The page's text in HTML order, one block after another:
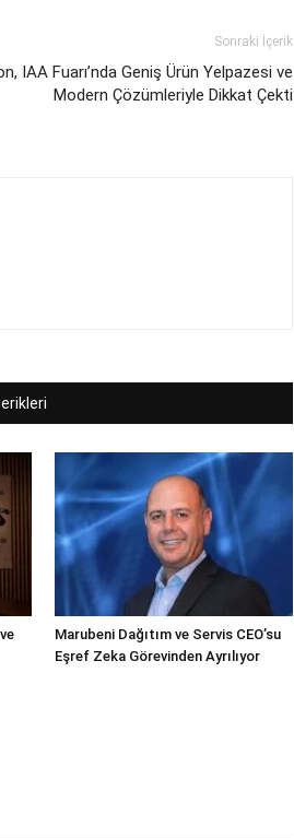
Sonraki İçerik
IAA Fuarı’nda Geniş Ürün Yelpazesi ve
Modern Çözümleriyle Dikkat Çekti
Marubeni Dağıtım ve Servis CEO’su
Eşref Zeka Görevinden Ayrılıyor